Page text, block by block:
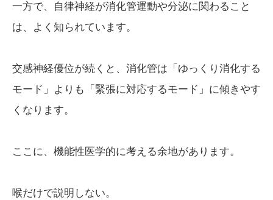
一方で、自律神経が消化管運動や分泌に関わること
は、よく知られています。
交感神経優位が続くと、消化管は「ゆっくり消化する
モード」よりも「緊張に対応するモード」に傾きやす
くなります。
ここに、機能性医学的に考える余地があります。
喉だけで説明しない。